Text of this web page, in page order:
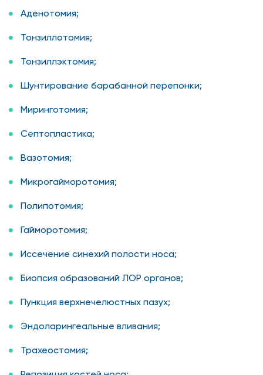
Аденотомия;
Тонзиллотомия;
Тонзиллэктомия;
Шунтирование барабанной перепонки;
Миринготомия;
Септопластика;
Вазотомия;
Микрогайморотомия;
Полипотомия;
Гайморотомия;
Иссечение синехий полости носа;
Биопсия образований ЛОР органов;
Пункция верхнечелюстных пазух;
Эндоларингеальные вливания;
Трахеостомия;